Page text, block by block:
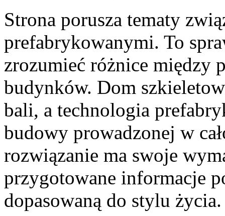
Strona porusza tematy
prefabrykowanymi. To
zrozumieć różnice między
budynków. Dom
bali, a technologia
budowy prowadzonej w
rozwiązanie ma swoje
przygotowane informacje
dopasowaną do stylu życia.